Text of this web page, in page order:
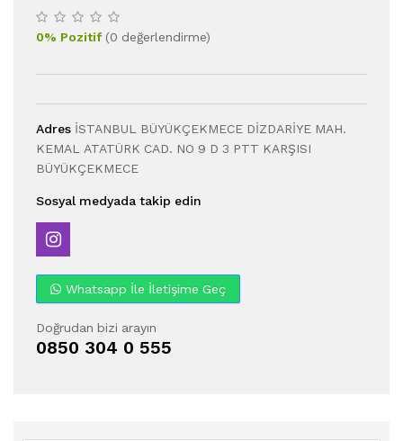
0% Pozitif(0 değerlendirme)
Adres İSTANBUL BÜYÜKÇEKMECE DİZDARİYE MAH.
KEMAL ATATÜRK CAD. NO 9 D 3 PTT KARŞISI
BÜYÜKÇEKMECE
Sosyal medyada takip edin
Whatsapp İle İletişime Geç
Doğrudan bizi arayın
0850 304 0 555